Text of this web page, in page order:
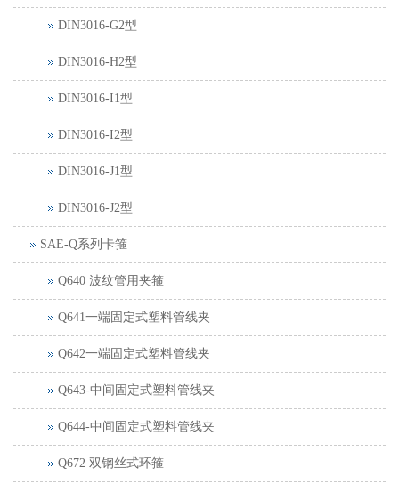
DIN3016-G2型
DIN3016-H2型
DIN3016-I1型
DIN3016-I2型
DIN3016-J1型
DIN3016-J2型
SAE-Q系列卡箍
Q640 波纹管用夹箍
Q641一端固定式塑料管线夹
Q642一端固定式塑料管线夹
Q643-中间固定式塑料管线夹
Q644-中间固定式塑料管线夹
Q672 双钢丝式环箍